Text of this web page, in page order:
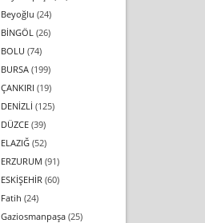
Beyoğlu (24)
BİNGÖL (26)
BOLU (74)
BURSA(199)
ÇANKIRI (19)
DENİZLİ (125)
DÜZCE(39)
ELAZIĞ(52)
ERZURUM (91)
ESKİŞEHİR (60)
Fatih (24)
Gaziosmanpaşa(25)